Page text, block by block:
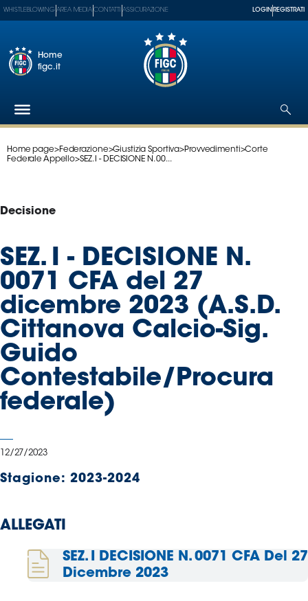
Federazione
Tecnici
Paralimpico
Serie
A
Women
Serie
B
Femminile
Museo
del
Calcio
partner
delle
nazionali
Cerca
WHISTLEBLOWING AREA MEDIA CONTATTI ASSICURAZIONE LOGIN REGISTRATI
Home
figc.it
Home page>Federazione>Giustizia Sportiva>Provvedimenti>Corte
Federale Appello>SEZ. I - DECISIONE N. 00...
Decisione
SEZ. I - DECISIONE N.
0071 CFA del 27
dicembre 2023 (A.S.D.
Cittanova Calcio-Sig.
Guido
Contestabile/Procura
federale)
12/27/2023
Stagione: 2023-2024
ALLEGATI
SEZ. I DECISIONE N. 0071 CFA Del 27
Dicembre 2023